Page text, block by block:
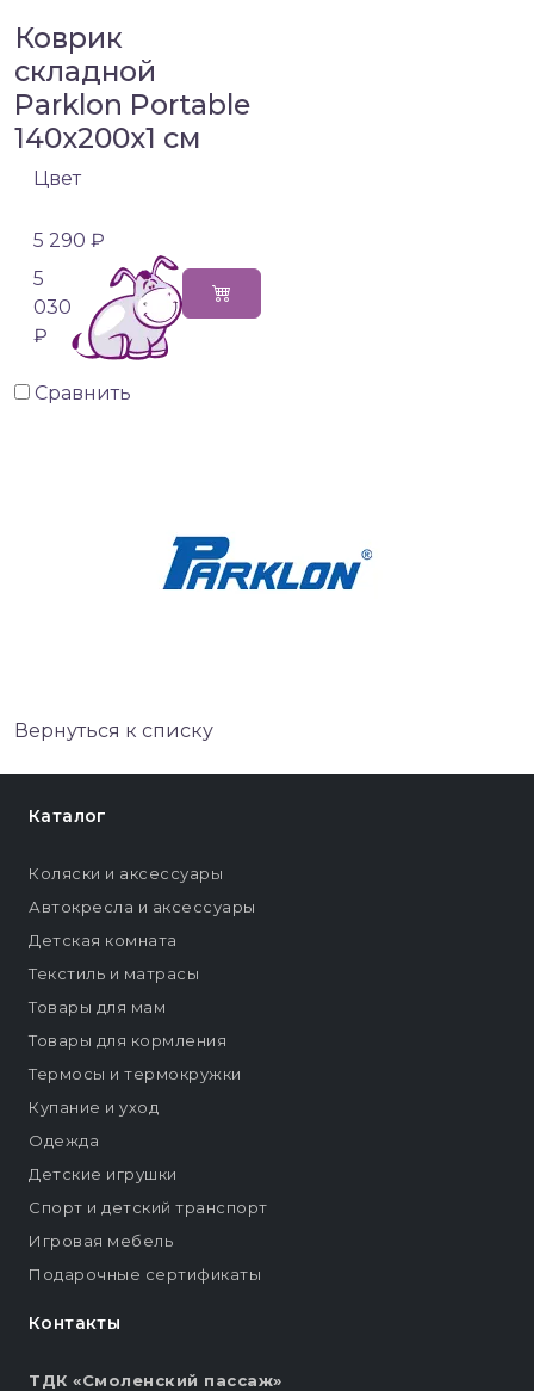
Коврик
складной
Parklon Portable
140x200x1 см
Цвет
5 290 ₽
5
030
₽
Сравнить
Вернуться к списку
Контакты
ТДК «Смоленский пассаж»
Каталог
Коляски и аксессуары
Автокресла и аксессуары
Детская комната
Текстиль и матрасы
Товары для мам
Товары для кормления
Термосы и термокружки
Купание и уход
Одежда
Детские игрушки
Спорт и детский транспорт
Игровая мебель
Подарочные сертификаты